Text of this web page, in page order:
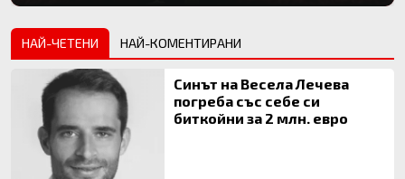
НАЙ-ЧЕТЕНИ НАЙ-КОМЕНТИРАНИ
Синът на Весела Лечева
погреба със себе си
биткойни за 2 млн. евро